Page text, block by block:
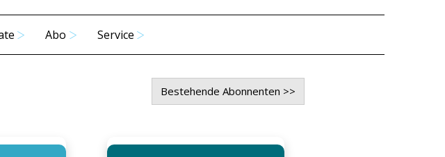
Abo Service